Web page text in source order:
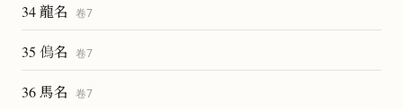
34 龍名 卷7
35 𠌵名 卷7
36 馬名 卷7